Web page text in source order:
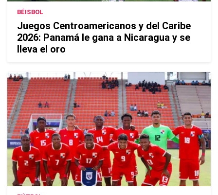
BÉISBOL
Juegos Centroamericanos y del Caribe
2026: Panamá le gana a Nicaragua y se
lleva el oro